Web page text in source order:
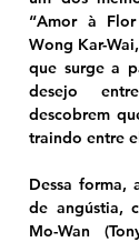
“Amor à
Wong Kar-
que surge a
desejo
descobrem
traindo entre
Dessa forma,
de angústia,
Mo-Wan